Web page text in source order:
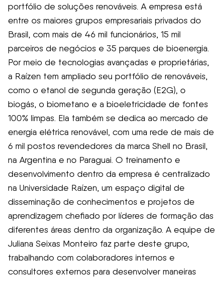
portfólio de soluções renováveis. A empresa está
entre os maiores grupos empresariais privados do
Brasil, com mais de 46 mil funcionários, 15 mil
parceiros de negócios e 35 parques de bioenergia.
Por meio de tecnologias avançadas e proprietárias,
a Raízen tem ampliado seu portfólio de renováveis,
como o etanol de segunda geração (E2G), o
biogás, o biometano e a bioeletricidade de fontes
100% limpas. Ela também se dedica ao mercado de
energia elétrica renovável, com uma rede de mais de
6 mil postos revendedores da marca Shell no Brasil,
na Argentina e no Paraguai. O treinamento e
desenvolvimento dentro da empresa é centralizado
na Universidade Raízen, um espaço digital de
disseminação de conhecimentos e projetos de
aprendizagem chefiado por líderes de formação das
diferentes áreas dentro da organização. A equipe de
Juliana Seixas Monteiro faz parte deste grupo,
trabalhando com colaboradores internos e
consultores externos para desenvolver maneiras